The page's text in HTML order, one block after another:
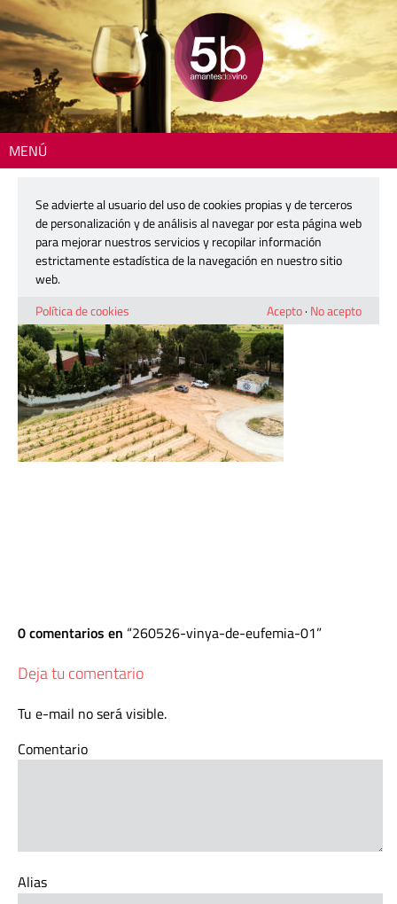
MENÚ
260526-vinya-de-eufemia-01
26 mayo, 2026
0 comentarios en 260526-vinya-de-eufemia-01
Deja tu comentario
Tu e-mail no será visible.
Comentario
Alias
Se advierte al usuario del uso de cookies propias y de terceros
de personalización y de análisis al navegar por esta página web
para mejorar nuestros servicios y recopilar información
estrictamente estadística de la navegación en nuestro sitio
web.
Política de cookies
Acepto· No acepto